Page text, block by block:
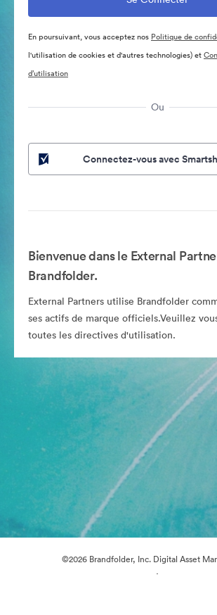
En poursuivant, vous acceptez nos Politique de
l'utilisation de cookies et d'autres technologies) et
d’utilisation
Ou
Connectez-vous avec
Bienvenue dans le External
Brandfolder.
External Partners utilise Brandfolder
ses actifs de marque officiels.Veuillez
toutes les directives d'utilisation.
©2026 Brandfolder, Inc. Digital Asset
·